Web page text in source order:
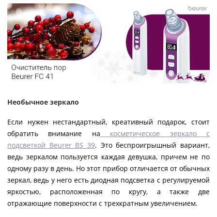
Необычное зеркало
Если нужен нестандартный, креативный подарок, стоит
обратить внимание на косметическое зеркало с
подсветкой Beurer BS 39. Это беспроигрышный вариант,
ведь зеркалом пользуется каждая девушка, причем не по
одному разу в день. Но этот прибор отличается от обычных
зеркал, ведь у него есть диодная подсветка с регулируемой
яркостью, расположенная по кругу, а также две
отражающие поверхности с трехкратным увеличением.